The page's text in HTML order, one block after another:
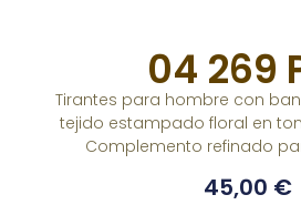
04 269
Tirantes para hombre con
tejido estampado floral en
Complemento refinado
45,00 €